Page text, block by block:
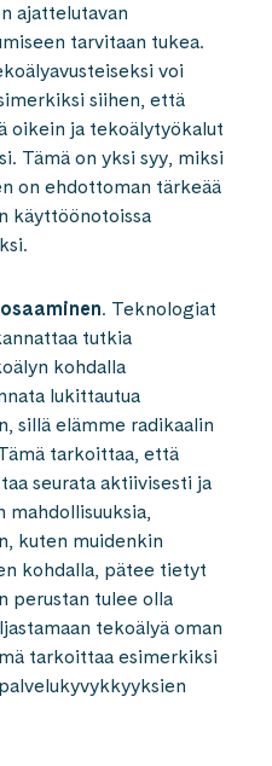
ajattelutavan
tarvitaan tukea.
voi
siihen, että
oikein ja tekoälytyökalut
Tämä on yksi syy, miksi
on ehdottoman tärkeää
käyttöönotoissa
. Teknologiat
tutkia
kohdalla
lukittautua
sillä elämme radikaalin
tarkoittaa, että
seurata aktiivisesti ja
mahdollisuuksia,
kuten muidenkin
kohdalla, pätee tietyt
perustan tulee olla
tekoälyä oman
tarkoittaa esimerkiksi